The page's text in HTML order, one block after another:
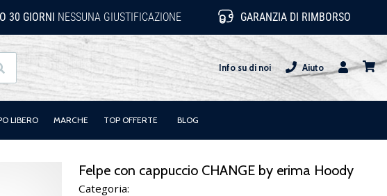
30 GIORNI NESSUNA GIUSTIFICAZIONE GARANZIA DI RIMBORSO
Info su di noi
Aiuto
Utente
LIBERO MARCHE TOP OFFERTE BLOG
Felpe con cappuccio CHANGE by erima Hoody
Categoria: